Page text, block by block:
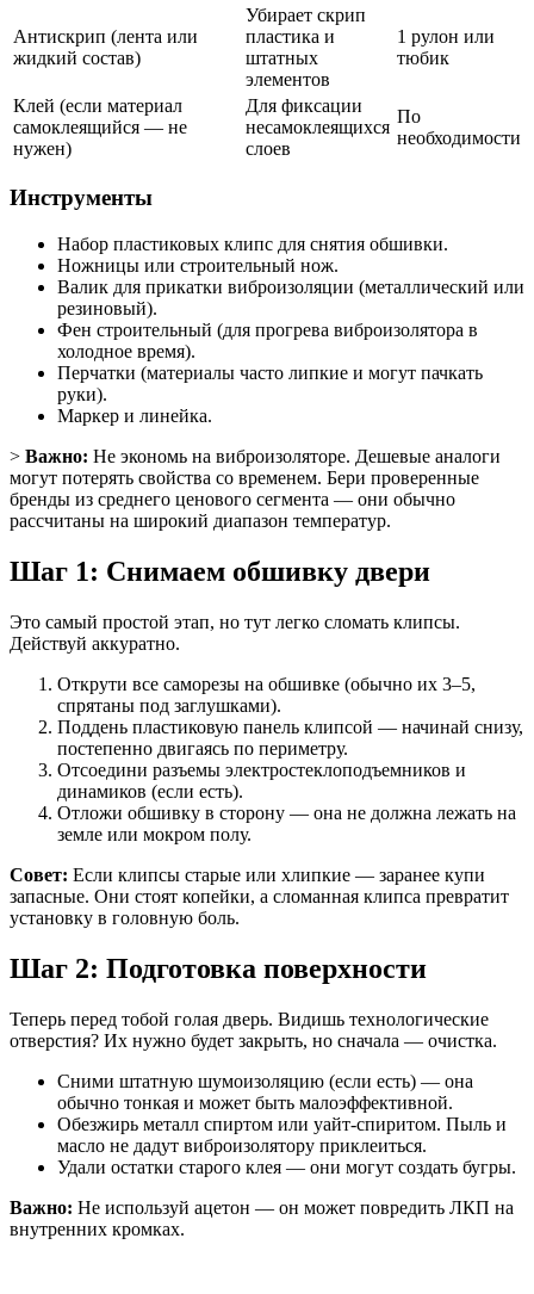
Антискрип (лента или
жидкий состав)
Убирает скрип
пластика и
штатных
элементов
1 рулон или
тюбик
Клей (если материал
самоклеящийся — не
нужен)
Для фиксации
несамоклеящихся
слоев
По
необходимости
Инструменты
Набор пластиковых клипс для снятия обшивки.
Ножницы или строительный нож.
Валик для прикатки виброизоляции (металлический или
резиновый).
Фен строительный (для прогрева виброизолятора в
холодное время).
Перчатки (материалы часто липкие и могут пачкать
руки).
Маркер и линейка.
> Важно: Не экономь на виброизоляторе. Дешевые аналоги
могут потерять свойства со временем. Бери проверенные
бренды из среднего ценового сегмента — они обычно
рассчитаны на широкий диапазон температур.
Шаг 1: Снимаем обшивку двери
Это самый простой этап, но тут легко сломать клипсы.
Действуй аккуратно.
Открути все саморезы на обшивке (обычно их 3–5,
спрятаны под заглушками).
Поддень пластиковую панель клипсой — начинай снизу,
постепенно двигаясь по периметру.
Отсоедини разъемы электростеклоподъемников и
динамиков (если есть).
Отложи обшивку в сторону — она не должна лежать на
земле или мокром полу.
Совет: Если клипсы старые или хлипкие — заранее купи
запасные. Они стоят копейки, а сломанная клипса превратит
установку в головную боль.
Шаг 2: Подготовка поверхности
Теперь перед тобой голая дверь. Видишь технологические
отверстия? Их нужно будет закрыть, но сначала — очистка.
Сними штатную шумоизоляцию (если есть) — она
обычно тонкая и может быть малоэффективной.
Обезжирь металл спиртом или уайт-спиритом. Пыль и
масло не дадут виброизолятору приклеиться.
Удали остатки старого клея — они могут создать бугры.
Важно: Не используй ацетон — он может повредить ЛКП на
внутренних кромках.